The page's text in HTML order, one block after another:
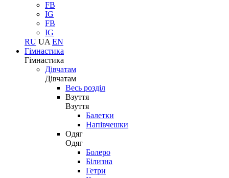
FB
IG
FB
IG
RU UA EN
Гімнастика
Гімнастика
Дівчатам
Дівчатам
Весь розділ
Взуття
Взуття
Балетки
Напівчешки
Одяг
Одяг
Болеро
Білизна
Гетри